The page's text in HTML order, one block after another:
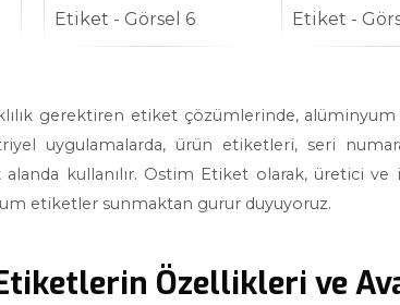
gerektiren etiket çözümlerinde,
uygulamalarda, ürün etiketleri, seri
kullanılır. Ostim Etiket olarak, üretici
etiketler sunmaktan gurur duyuyoruz.
Özellikleri ve